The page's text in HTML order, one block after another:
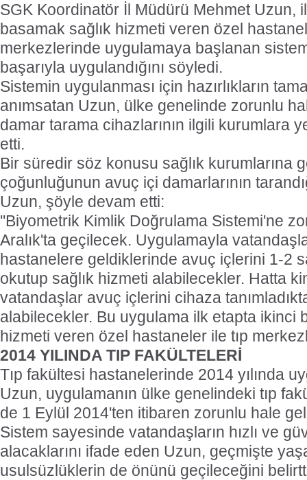
SGK Koordinatör İl Müdürü Mehmet Uzun,
basamak sağlık hizmeti veren özel
merkezlerinde uygulamaya başlanan
başarıyla uygulandığını söyledi.
Sistemin uygulanması için hazırlıkların
anımsatan Uzun, ülke genelinde zorunlu
damar tarama cihazlarının ilgili kurumlara
etti.
Bir süredir söz konusu sağlık kurumlarına
çoğunluğunun avuç içi damarlarının
Uzun, şöyle devam etti:
''Biyometrik Kimlik Doğrulama Sistemi'ne
Aralık'ta geçilecek. Uygulamayla
hastanelere geldiklerinde avuç içlerini 1-2
okutup sağlık hizmeti alabilecekler. Hatta
vatandaşlar avuç içlerini cihaza
alabilecekler. Bu uygulama ilk etapta ikinci
hizmeti veren özel hastaneler ile tıp
2014 YILINDA TIP FAKÜLTELERİ
Tıp fakültesi hastanelerinde 2014 yılında
Uzun, uygulamanın ülke genelindeki tıp
de 1 Eylül 2014'ten itibaren zorunlu hale
Sistem sayesinde vatandaşların hızlı ve
alacaklarını ifade eden Uzun, geçmişte
usulsüzlüklerin de önünü geçileceğini